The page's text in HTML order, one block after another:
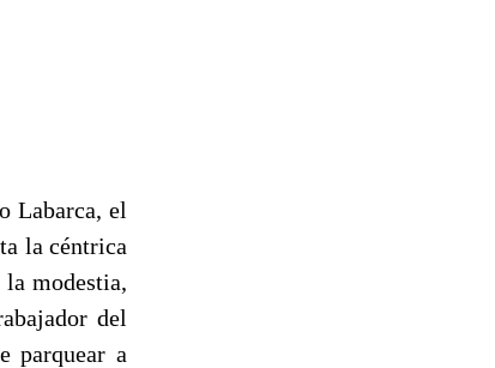
Labarca, el
la céntrica
la modestia,
del
parquear a